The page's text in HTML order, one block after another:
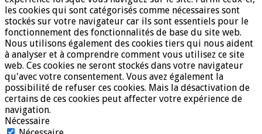
les cookies qui sont catégorisés comme nécessaires sont
stockés sur votre navigateur car ils sont essentiels pour le
fonctionnement des fonctionnalités de base du site web.
Nous utilisons également des cookies tiers qui nous aident
à analyser et à comprendre comment vous utilisez ce site
web. Ces cookies ne seront stockés dans votre navigateur
qu'avec votre consentement. Vous avez également la
possibilité de refuser ces cookies. Mais la désactivation de
certains de ces cookies peut affecter votre expérience de
navigation.
Nécessaire